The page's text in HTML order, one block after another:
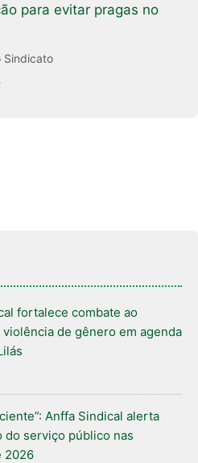
para evitar pragas no
Sindicato
fortalece combate ao
violência de gênero em agenda
Anffa Sindical alerta
do serviço público nas
2026